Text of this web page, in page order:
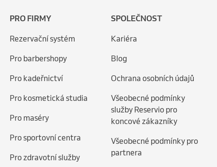
PRO FIRMY
Rezervační systém
Pro barbershopy
Pro kadeřnictví
Pro kosmetická studia
Pro maséry
Pro sportovní centra
Pro zdravotní služby
SPOLEČNOST
Kariéra
Blog
Ochrana osobních údajů
Všeobecné podmínky
služby Reservio pro
koncové zákazníky
Všeobecné podmínky pro
partnera